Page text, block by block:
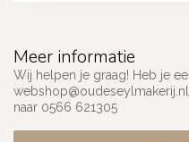
Meer informatie
Wij helpen je graag! Heb je
webshop@oudeseylmakerij.nl
naar 0566 621305